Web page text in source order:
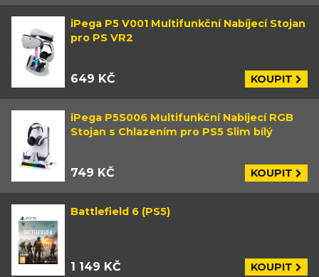
iPega P5 V001 Multifunkční Nabíjecí Stojan
pro PS VR2
649 KČ KOUPIT
iPega P5S006 Multifunkční Nabíjecí RGB
Stojan s Chlazením pro PS5 Slim bílý
749 KČ KOUPIT
Battlefield 6 (PS5)
1 149 KČ KOUPIT